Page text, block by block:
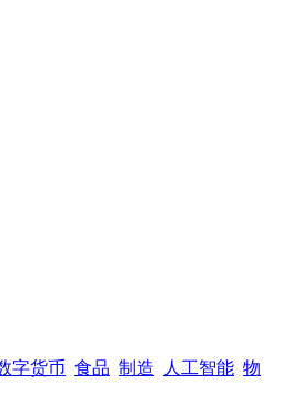
字货币 食品 制造 人工智能 物